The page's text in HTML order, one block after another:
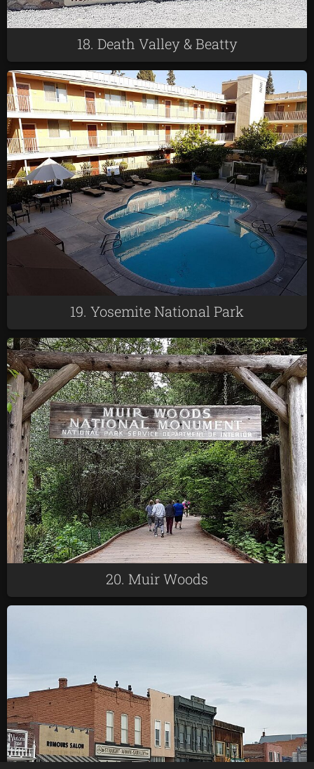
18. Death Valley & Beatty
19. Yosemite National Park
20. Muir Woods